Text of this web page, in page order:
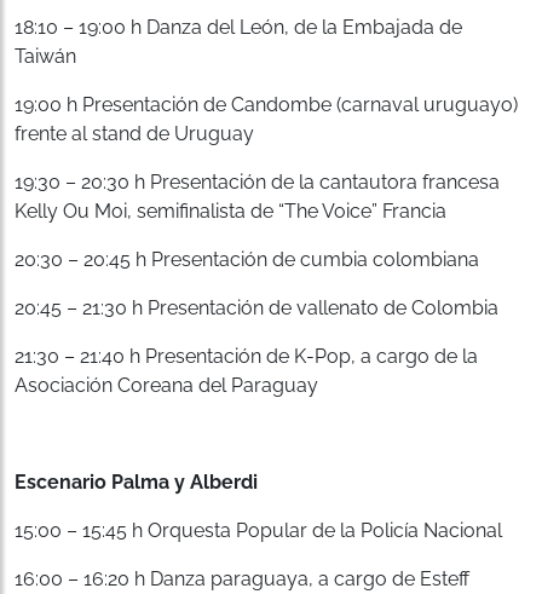
18:10 – 19:00 h Danza del León, de la Embajada de
Taiwán
19:00 h Presentación de Candombe (carnaval uruguayo)
frente al stand de Uruguay
19:30 – 20:30 h Presentación de la cantautora francesa
Kelly Ou Moi, semifinalista de “The Voice” Francia
20:30 – 20:45 h Presentación de cumbia colombiana
20:45 – 21:30 h Presentación de vallenato de Colombia
21:30 – 21:40 h Presentación de K-Pop, a cargo de la
Asociación Coreana del Paraguay
Escenario Palma y Alberdi
15:00 – 15:45 h Orquesta Popular de la Policía Nacional
16:00 – 16:20 h Danza paraguaya, a cargo de Esteff